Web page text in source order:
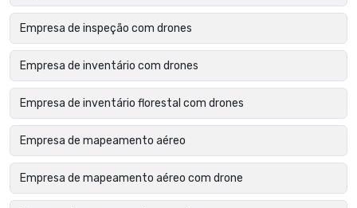
Empresa de inspeção com drones
Empresa de inventário com drones
Empresa de inventário florestal com drones
Empresa de mapeamento aéreo
Empresa de mapeamento aéreo com drone